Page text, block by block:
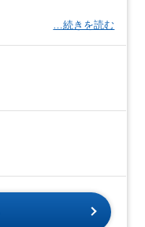
…続きを読む